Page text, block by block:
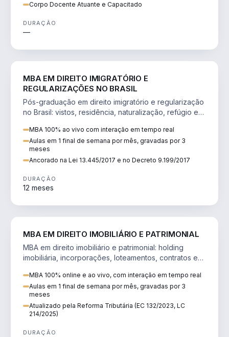
Corpo Docente Atuante e Capacitado
DURAÇÃO
—
MBA EM DIREITO IMIGRATÓRIO E
REGULARIZAÇÕES NO BRASIL
Pós-graduação em direito imigratório e regularização
no Brasil: vistos, residência, naturalização, refúgio e
MBA 100% ao vivo com interação em tempo real
Aulas em 1 final de semana por mês, gravadas por 3
meses
Ancorado na Lei 13.445/2017 e no Decreto 9.199/2017
DURAÇÃO
12 meses
MBA EM DIREITO IMOBILIÁRIO E PATRIMONIAL
MBA em direito imobiliário e patrimonial: holding
imobiliária, incorporações, loteamentos, contratos e
MBA 100% online e ao vivo, com interação em tempo real
Aulas em 1 final de semana por mês, gravadas por 3
meses
Atualizado pela Reforma Tributária (EC 132/2023, LC
214/2025)
DURAÇÃO